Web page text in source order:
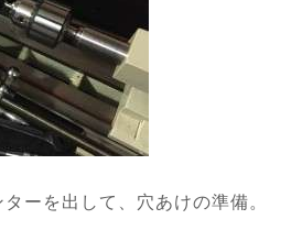
ーを出して、穴あけの準備。